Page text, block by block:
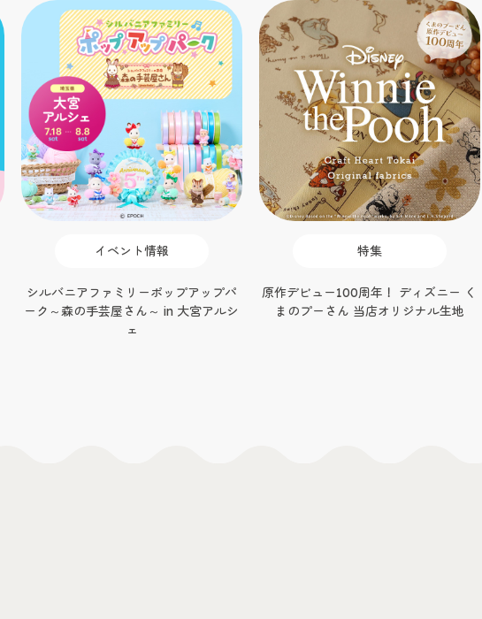
特集
原作デビュー100周年！ ディズニー く
まのプーさん 当店オリジナル生地
キャンペーン・セール
毎月10日はトーカイの日 ‐ 毎月10・
11・12日はなにかがオトクになるスペ